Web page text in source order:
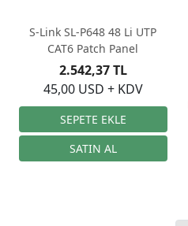
S-Link SL-P648 48 Li UTP
CAT6 Patch Panel
45,00 USD + KDV
2.542,37 TL